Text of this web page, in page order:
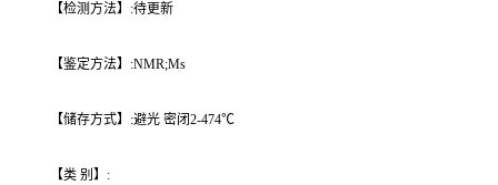
【检测方法】:待更新
【鉴定方法】:NMR;Ms
【储存方式】:避光 密闭2-474℃
【类 别】: